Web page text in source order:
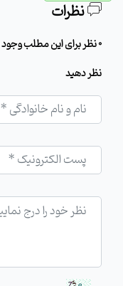
نظرات
0 نظر برای این مطلب وجود دارد
نظر دهید